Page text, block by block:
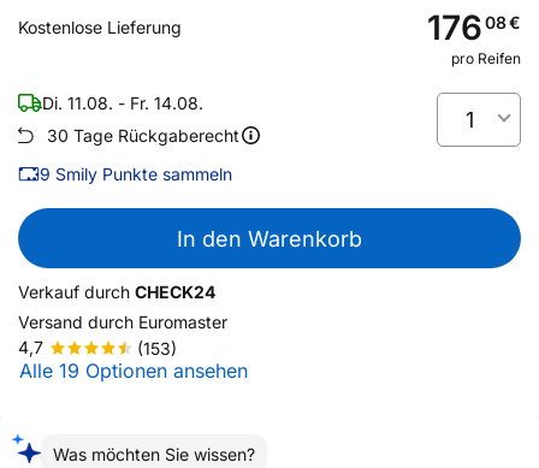
Kostenlose Lieferung 17608€
pro Reifen
Di. 11.08. - Fr. 14.08.
30 Tage Rückgaberecht
9 Smily Punkte sammeln
1
In den Warenkorb
Verkauf durch CHECK24
Versand durch Euromaster
4,7
(153)
Alle 19 Optionen ansehen
Was möchten Sie wissen?